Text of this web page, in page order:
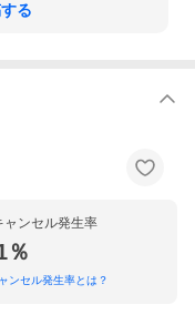
る
ャンセル発生率
％
ンセル発生率とは？